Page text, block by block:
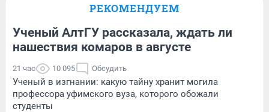
РЕКОМЕНДУЕМ
Ученый АлтГУ рассказала, ждать ли
нашествия комаров в августе
21 час 10 095 Обсудить
Ученый в изгнании: какую тайну хранит могила
профессора уфимского вуза, которого обожали
студенты